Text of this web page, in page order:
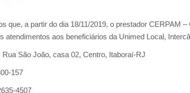
que, a partir do dia 18/11/2019, o prestador CERPAM –
atendimentos aos beneficiários da Unimed Local,
Rua São João, casa 02, Centro, Itaboraí-RJ
157
4507